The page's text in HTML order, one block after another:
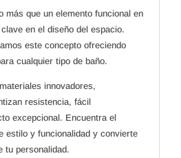
más que un elemento funcional en
en el diseño del espacio.
este concepto ofreciendo
cualquier tipo de baño.
innovadores,
resistencia, fácil
excepcional. Encuentra el
estilo y funcionalidad y convierte
tu personalidad.